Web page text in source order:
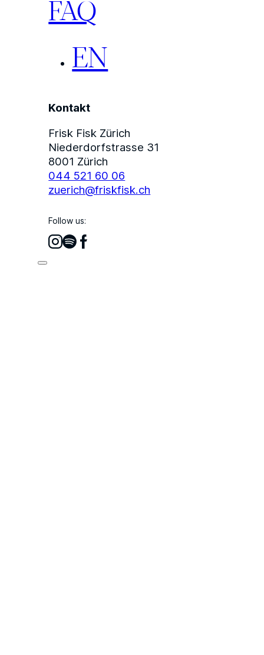
FAQ
EN
Kontakt
Frisk Fisk Zürich
Niederdorfstrasse 31
8001 Zürich
044 521 60 06
zuerich@friskfisk.ch
Follow us: